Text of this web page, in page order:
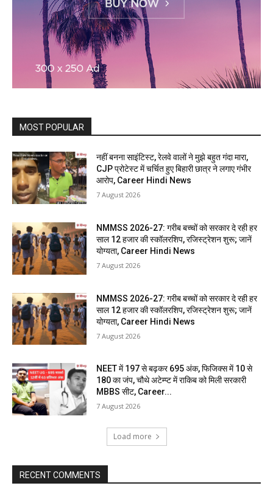
MOST POPULAR
नहीं बनना साइंटिस्ट, रेलवे वालों ने मुझे बहुत गंदा मारा,
CJP प्रोटेस्ट में चर्चित हुए बिहारी छात्र ने लगाए गंभीर
आरोप, Career Hindi News
7 August 2026
NMMSS 2026-27: गरीब बच्चों को सरकार दे रही हर
साल 12 हजार की स्कॉलरशिप, रजिस्ट्रेशन शुरू; जानें
योग्यता, Career Hindi News
7 August 2026
NMMSS 2026-27: गरीब बच्चों को सरकार दे रही हर
साल 12 हजार की स्कॉलरशिप, रजिस्ट्रेशन शुरू; जानें
योग्यता, Career Hindi News
7 August 2026
NEET में 197 से बढ़कर 695 अंक, फिजिक्स में 10 से
180 का जंप, चौथे अटेम्प्ट में राकिब को मिली सरकारी
MBBS सीट, Career...
7 August 2026
Load more
RECENT COMMENTS